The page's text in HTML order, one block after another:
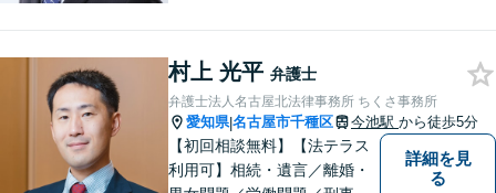
村上 光平 弁護士
弁護士法人名古屋北法律事務所 ちくさ事務所
愛知県|名古屋市千種区 今池駅 から徒歩5分
【初回相談無料】【法テラス
利用可】相続・遺言／離婚・
詳細を見
る